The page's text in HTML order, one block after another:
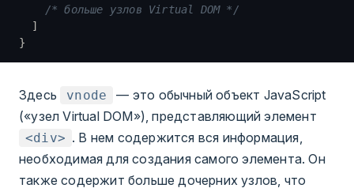
    /* больше узлов Virtual DOM */
  ]
}
Здесь vnode
— это обычный объект JavaScript
(«узел Virtual DOM»), представляющий элемент
<div> . В нем содержится вся информация,
необходимая для создания самого элемента. Он
также содержит больше дочерних узлов, что